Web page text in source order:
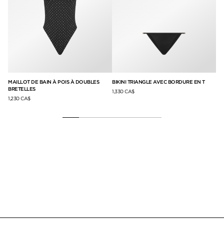
MAILLOT DE BAIN À POIS À DOUBLES
BRETELLES
1,230 CA$
BIKINI TRIANGLE AVEC BORDURE EN T
1,330 CA$